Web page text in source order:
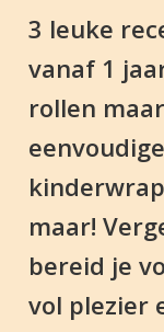
3 leuke
vanaf 1
rollen
maar!
bereid je
vol plezier